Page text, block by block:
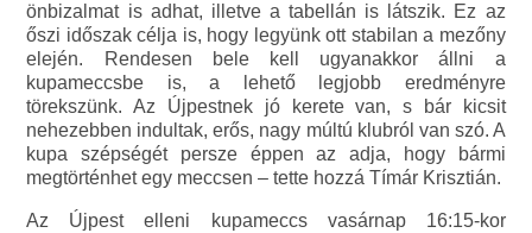
önbizalmat is adhat, illetve a tabellán is látszik. Ez az
őszi időszak célja is, hogy legyünk ott stabilan a mezőny
elején. Rendesen bele kell ugyanakkor állni a
kupameccsbe is, a lehető legjobb eredményre
törekszünk. Az Újpestnek jó kerete van, s bár kicsit
nehezebben indultak, erős, nagy múltú klubról van szó. A
kupa szépségét persze éppen az adja, hogy bármi
megtörténhet egy meccsen – tette hozzá Tímár Krisztián.
Az Újpest elleni kupameccs vasárnap 16:15-kor